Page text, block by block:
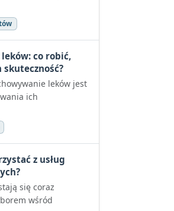
co robić,
skuteczność?
leków jest
ich
z usług
się coraz
wśród